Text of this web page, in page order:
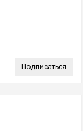
Подписаться